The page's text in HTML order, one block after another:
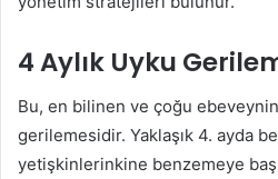
4 Aylık Uyku
Bu, en bilinen ve çoğu ebeveynin
gerilemesidir. Yaklaşık 4. ayda
yetişkinlerinkine benzemeye